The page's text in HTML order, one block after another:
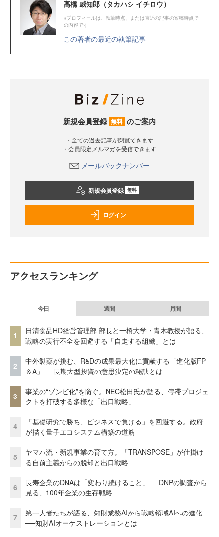
高橋 威知郎（タカハシ イチロウ）
※プロフィールは、執筆時点、または直近の記事の寄稿時点で
の内容です
この著者の最近の執筆記事
新規会員登録 無料 のご案内
・全ての過去記事が閲覧できます
・会員限定メルマガを受信できます
メールバックナンバー
新規会員登録 無料
ログイン
アクセスランキング
今日 週間 月間
1
日清食品HD経営管理部 部長と一橋大学・青木教授が語る、
戦略の実行不全を回避する「自走する組織」とは
2
中外製薬が挑む、R&Dの成果最大化に貢献する「進化版FP
＆A」──長期大型投資の意思決定の秘訣とは
3
事業の“ゾンビ化”を防ぐ。NEC松田氏が語る、停滞プロジェ
クトを打破する多様な「出口戦略」
4
「基礎研究で勝ち、ビジネスで負ける」を回避する。政府
が描く量子エコシステム構築の道筋
5
ヤマハ流・新規事業の育て方。「TRANSPOSE」が仕掛け
る自前主義からの脱却と出口戦略
6
長寿企業のDNAは「変わり続けること」──DNPの調査から
見る、100年企業の生存戦略
7
第一人者たちが語る、知財業務AIから戦略領域AIへの進化
──知財AIオーケストレーションとは